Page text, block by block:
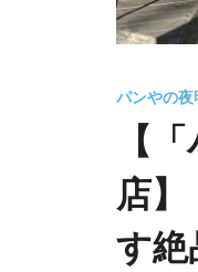
パンやの夜
【
店
す絶